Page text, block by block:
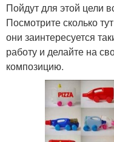
Пойдут для этой цели
Посмотрите сколько
они заинтересуется
работу и делайте на
композицию.